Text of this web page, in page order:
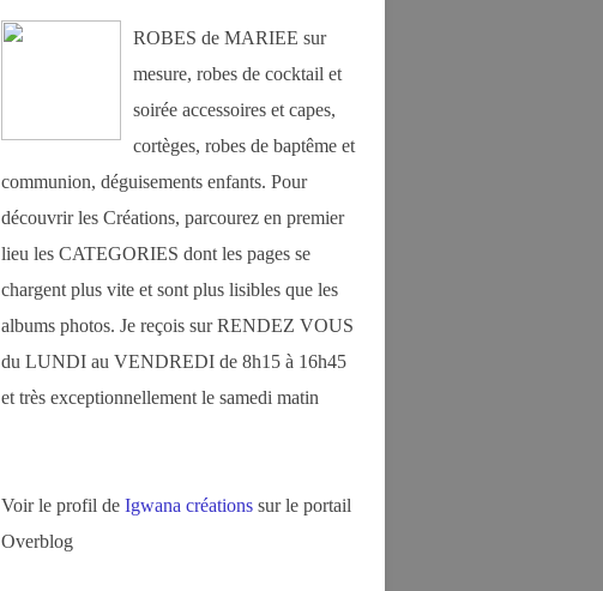
ROBES de MARIEE sur
mesure, robes de cocktail et
soirée accessoires et capes,
cortèges, robes de baptême et
communion, déguisements enfants. Pour
découvrir les Créations, parcourez en premier
lieu les CATEGORIES dont les pages se
chargent plus vite et sont plus lisibles que les
albums photos. Je reçois sur RENDEZ VOUS
du LUNDI au VENDREDI de 8h15 à 16h45
et très exceptionnellement le samedi matin
Voir le profil de Igwana créations sur le portail
Overblog